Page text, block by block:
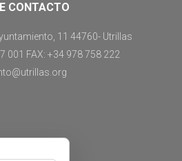
CONTACTO
11 44760- Utrillas
001 FAX: +34 978 758 222
en: